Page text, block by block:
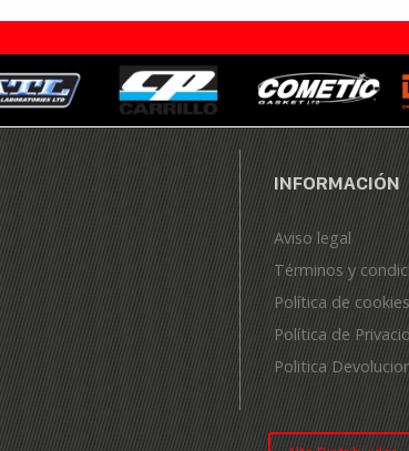
INFORMACIÓN
Aviso legal
Términos y
Política de cookies
Política de
Politica